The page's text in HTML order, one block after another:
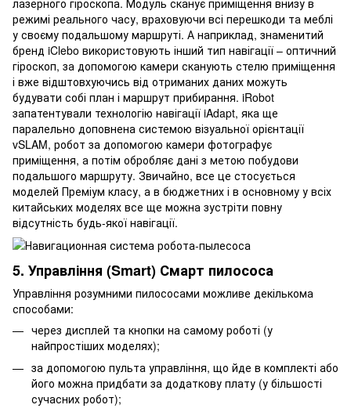
режимі реального часу, враховуючи всі перешкоди та меблі
у своєму подальшому маршруті. А наприклад, знаменитий
бренд iClebo використовують інший тип навігації – оптичний
гіроскоп, за допомогою камери сканують стелю приміщення
і вже відштовхуючись від отриманих даних можуть
будувати собі план і маршрут прибирання. iRobot
запатентували технологію навігації iAdapt, яка ще
паралельно доповнена системою візуальної орієнтації
vSLAM, робот за допомогою камери фотографує
приміщення, а потім обробляє дані з метою побудови
подальшого маршруту. Звичайно, все це стосується
моделей Преміум класу, а в бюджетних і в основному у всіх
китайських моделях все ще можна зустріти повну
відсутність будь-якої навігації.
5. Управління (Smart) Смарт пилососа
Управління розумними пилососами можливе декількома
способами:
через дисплей та кнопки на самому роботі (у
найпростіших моделях);
за допомогою пульта управління, що йде в комплекті або
його можна придбати за додаткову плату (у більшості
сучасних робот);